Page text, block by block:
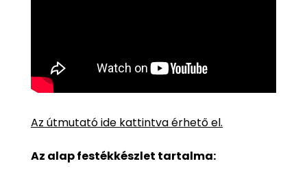
Az útmutató ide kattintva érhető el.
Az alap festékkészlet tartalma: